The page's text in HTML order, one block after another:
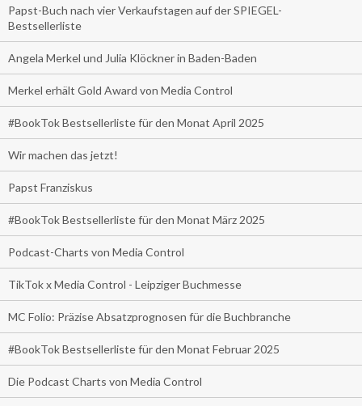
Papst-Buch nach vier Verkaufstagen auf der SPIEGEL-
Bestsellerliste
Angela Merkel und Julia Klöckner in Baden-Baden
Merkel erhält Gold Award von Media Control
#BookTok Bestsellerliste für den Monat April 2025
Wir machen das jetzt!
Papst Franziskus
#BookTok Bestsellerliste für den Monat März 2025
Podcast-Charts von Media Control
TikTok x Media Control - Leipziger Buchmesse
MC Folio: Präzise Absatzprognosen für die Buchbranche
#BookTok Bestsellerliste für den Monat Februar 2025
Die Podcast Charts von Media Control